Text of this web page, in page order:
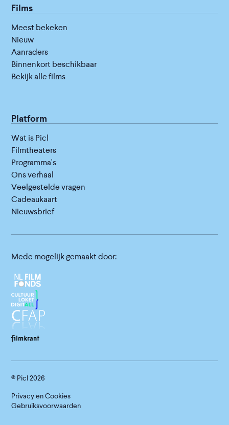
Films
Meest bekeken
Nieuw
Aanraders
Binnenkort beschikbaar
Bekijk alle films
Platform
Wat is Picl
Filmtheaters
Programma's
Ons verhaal
Veelgestelde vragen
Cadeaukaart
Nieuwsbrief
Mede mogelijk gemaakt door:
© Picl2026
Privacy en Cookies
Gebruiksvoorwaarden